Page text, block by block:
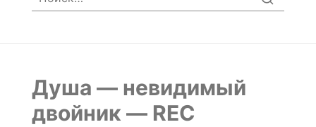
Душа — невидимый
двойник — REC